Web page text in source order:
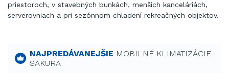
priestoroch, v stavebných bunkách, menších kanceláriách,
serverovniach a pri sezónnom chladení rekreačných objektov.
NAJPREDÁVANEJŠIE MOBILNÉ KLIMATIZÁCIE
SAKURA